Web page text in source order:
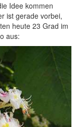
Idee kommen
ist gerade vorbei,
heute 23 Grad im
aus: